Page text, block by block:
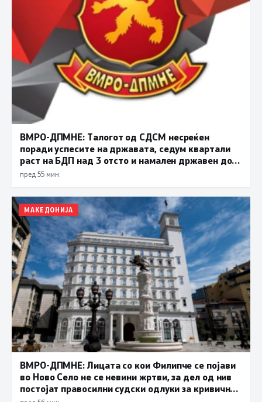
ВМРО-ДПМНЕ: Талогот од СДСМ несреќен
поради успесите на државата, седум квартали
раст на БДП над 3 отсто и намален државен долг
се показатели за економска стабилност
пред 55 мин.
МАКЕДОНИЈА
ВМРО-ДПМНЕ: Лицата со кои Филипче се појави
во Ново Село не се невини жртви, за дел од нив
постојат правосилни судски одлуки за кривични